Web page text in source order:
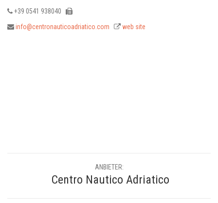
+39 0541 938040
info@centronauticoadriatico.com
web site
ANBIETER:
Centro Nautico Adriatico